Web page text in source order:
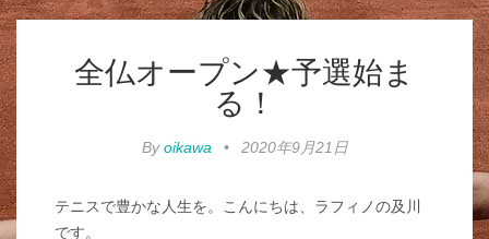
全仏オープン★予選始ま
る！
Byoikawa • 2020年9月21日
テニスで豊かな人生を。こんにちは、ラフィノの及川
です。